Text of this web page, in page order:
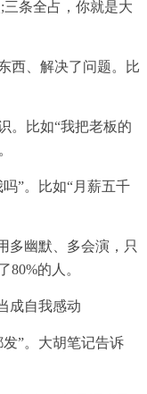
条全占，你就是大
西、解决了问题。比
。比如“我把老板的
”。比如“月薪五千
多幽默、多会演，只
的人。
成自我感动
”。大胡笔记告诉